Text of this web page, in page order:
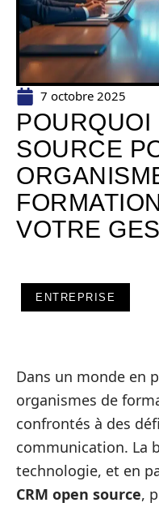
7 octobre 2025
SOURCE
VOTRE
ENTREPRISE
Dans un monde en
organismes de
confrontés à des
communication. La
technologie, et en
CRM open source,